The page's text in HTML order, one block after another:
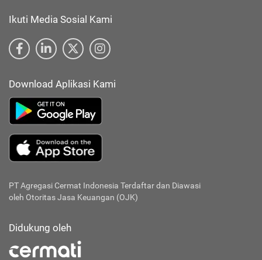
Ikuti Media Sosial Kami
Download Aplikasi Kami
PT Agregasi Cermat Indonesia Terdaftar dan Diawasi
oleh Otoritas Jasa Keuangan (OJK)
Didukung oleh